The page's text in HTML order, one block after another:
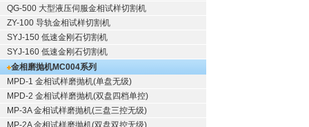
QG-500 大型液压伺服金相试样切割机
ZY-100 导轨金相试样切割机
SYJ-150 低速金刚石切割机
SYJ-160 低速金刚石切割机
金相磨抛机MC004系列
MPD-1 金相试样磨抛机(单盘无级)
MPD-2 金相试样磨抛机(双盘四档单控)
MP-3A 金相试样磨抛机(三盘三控无级)
MP-2A 金相试样磨抛机(双盘双控无级)